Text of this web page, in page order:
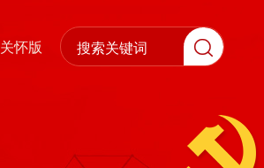
关怀版